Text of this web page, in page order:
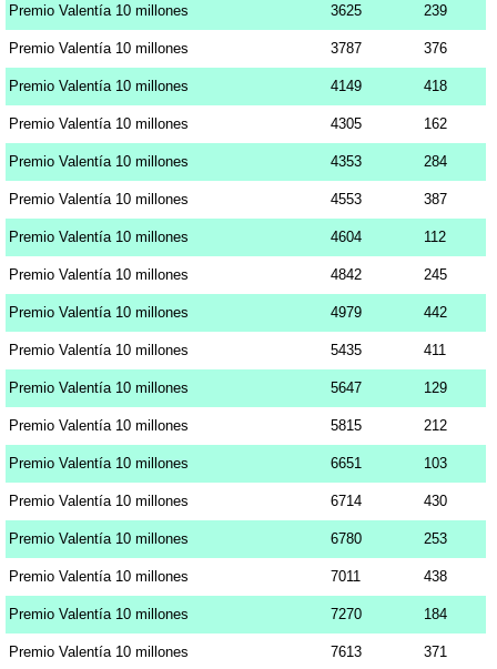
Premio Valentía 10 millones 3625 239
Premio Valentía 10 millones 3787 376
Premio Valentía 10 millones 4149 418
Premio Valentía 10 millones 4305 162
Premio Valentía 10 millones 4353 284
Premio Valentía 10 millones 4553 387
Premio Valentía 10 millones 4604 112
Premio Valentía 10 millones 4842 245
Premio Valentía 10 millones 4979 442
Premio Valentía 10 millones 5435 411
Premio Valentía 10 millones 5647 129
Premio Valentía 10 millones 5815 212
Premio Valentía 10 millones 6651 103
Premio Valentía 10 millones 6714 430
Premio Valentía 10 millones 6780 253
Premio Valentía 10 millones 7011 438
Premio Valentía 10 millones 7270 184
Premio Valentía 10 millones 7613 371